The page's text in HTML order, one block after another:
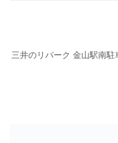
三井のリパーク 金山駅南駐